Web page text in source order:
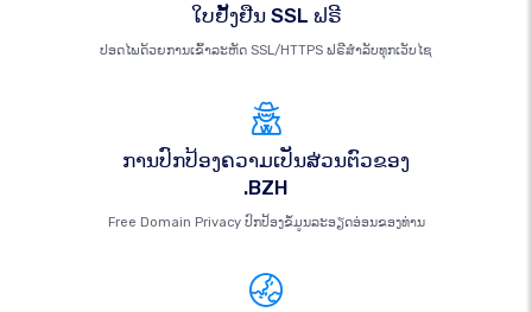
ໃບຢັ້ງຢືນ SSL ຟຣີ
ປອດໄພດ້ວຍການເຂົ້າລະຫັດ SSL/HTTPS ຟຣີສຳລັບທຸກເວັບໄຊ
ການປົກປ້ອງຄວາມເປັນສ່ວນຕົວຂອງ
.BZH
Free Domain Privacy ປົກປ້ອງຂໍ້ມູນລະອຽດອ່ອນຂອງທ່ານ